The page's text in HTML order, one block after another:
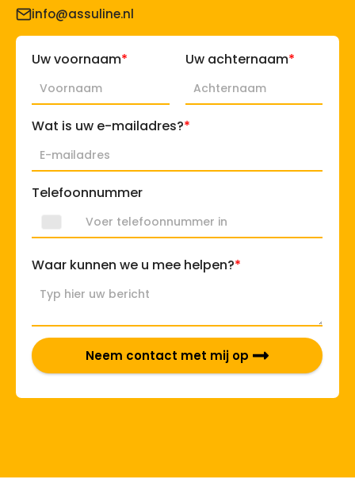
info@assuline.nl
Uw voornaam* Uw achternaam*
Wat is uw e-mailadres?*
Telefoonnummer
Waar kunnen we u mee helpen?*
Neem contact met mij op